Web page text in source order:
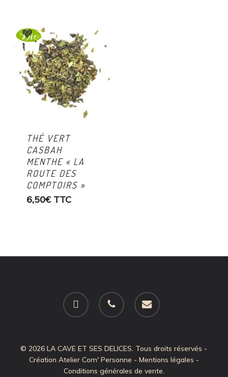
THÉ VERT
CASBAH
MENTHE « LA
ROUTE DES
COMPTOIRS »
6,50€ TTC
facebook phone email
© 2026 LA CAVE ET SES DELICES. Tous droits réservés -
Création Atelier Com' Personne - Mentions légales -
Conditions générales de vente.